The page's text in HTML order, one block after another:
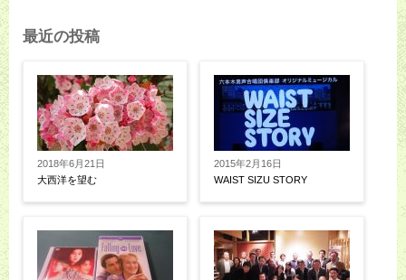
最近の投稿
2018年6月21日
大西洋を望む
2015年2月16日
WAIST SIZU STORY